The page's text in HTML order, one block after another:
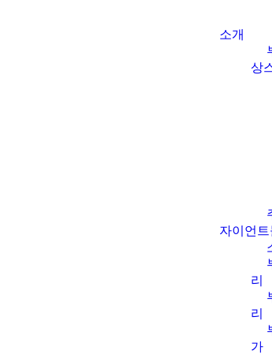
소개
상
자이언트
리
리
가